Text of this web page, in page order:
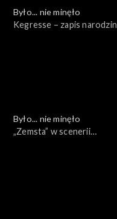
Było... nie minęło
Kegresse – zapis narodzin
Było... nie minęło
„Zemsta” w scenerii